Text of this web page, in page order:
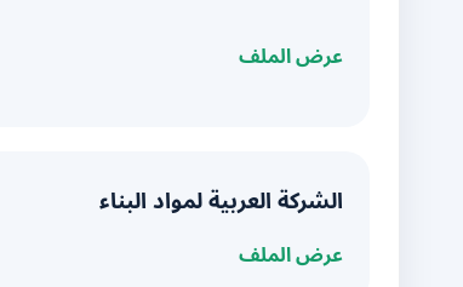
عرض الملف
الشركة العربية لمواد البناء
عرض الملف